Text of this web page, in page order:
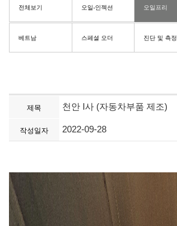
전체보기 오일-인젝션 오일프리
베트남 스페셜 오더 진단 및 측정
제목 천안 I사 (자동차부품 제조)
작성일자 2022-09-28